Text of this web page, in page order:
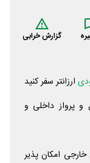
گزارش خرابی
ارزانتر سفر کنید
و پرواز داخلی و
خارجی امکان پذیر